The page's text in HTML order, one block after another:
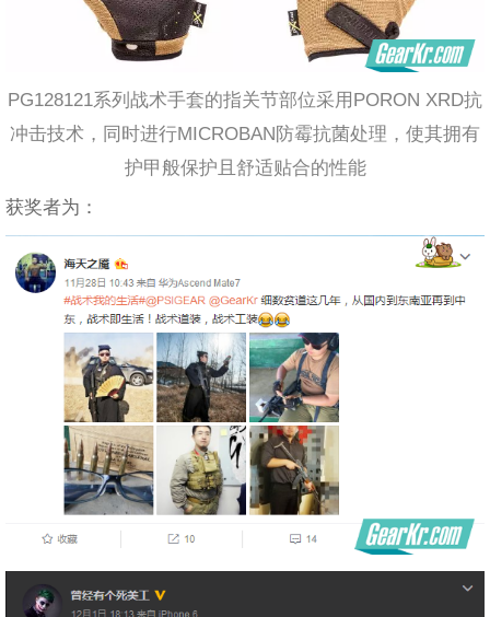
PG128121系列战术手套的指关节部位采用PORON XRD抗
冲击技术，同时进行MICROBAN防霉抗菌处理，使其拥有
护甲般保护且舒适贴合的性能
获奖者为：